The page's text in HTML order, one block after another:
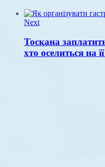
Next
Тоскана
хто оселиться на